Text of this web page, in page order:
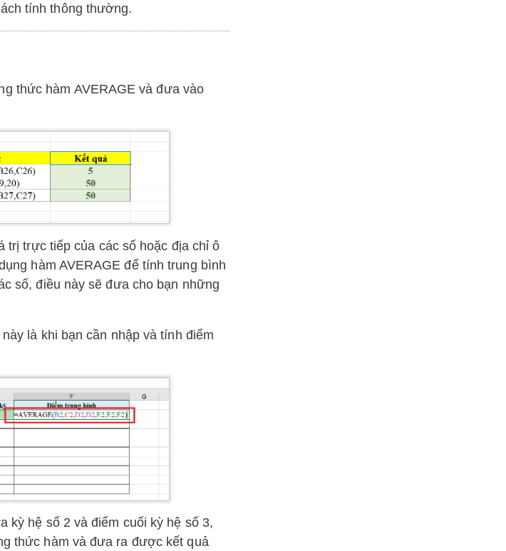
tính thông thường.
thức hàm AVERAGE và đưa vào
trị trực tiếp của các số hoặc địa chỉ ô
hàm AVERAGE để tính trung bình
số, điều này sẽ đưa cho bạn những
là khi bạn cần nhập và tính điểm
kỳ hệ số 2 và điểm cuối kỳ hệ số 3,
thức hàm và đưa ra được kết quả